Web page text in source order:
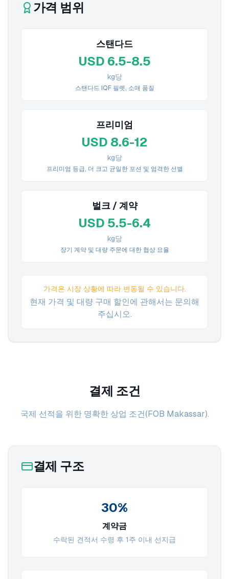
가격 범위
스탠다드
USD 6.5-8.5
kg당
스탠다드 IQF 필렛, 소매 품질
프리미엄
USD 8.6-12
kg당
프리미엄 등급, 더 크고 균일한 포션 및 엄격한 선별
벌크 / 계약
USD 5.5-6.4
kg당
장기 계약 및 대량 주문에 대한 협상 요율
가격은 시장 상황에 따라 변동될 수 있습니다.
현재 가격 및 대량 구매 할인에 관해서는 문의해
주십시오.
결제 조건
국제 선적을 위한 명확한 상업 조건(FOB Makassar).
결제 구조
30%
계약금
수락된 견적서 수령 후 1주 이내 선지급